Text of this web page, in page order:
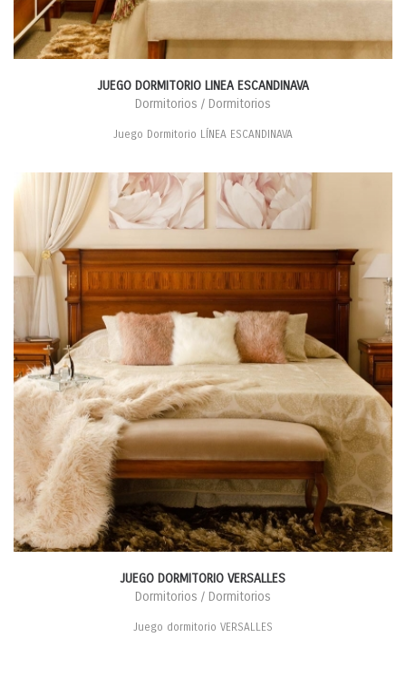
JUEGO DORMITORIO LINEA ESCANDINAVA
Dormitorios / Dormitorios
Juego Dormitorio LÍNEA ESCANDINAVA
JUEGO DORMITORIO VERSALLES
Dormitorios / Dormitorios
Juego dormitorio VERSALLES